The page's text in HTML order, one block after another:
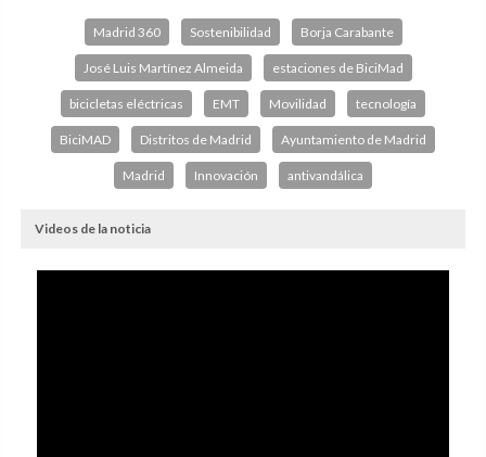
Madrid 360 Sostenibilidad Borja Carabante
José Luis Martínez Almeida estaciones de BiciMad
bicicletas eléctricas EMT Movilidad tecnología
BiciMAD Distritos de Madrid Ayuntamiento de Madrid
Madrid Innovación antivandálica
Videos de la noticia